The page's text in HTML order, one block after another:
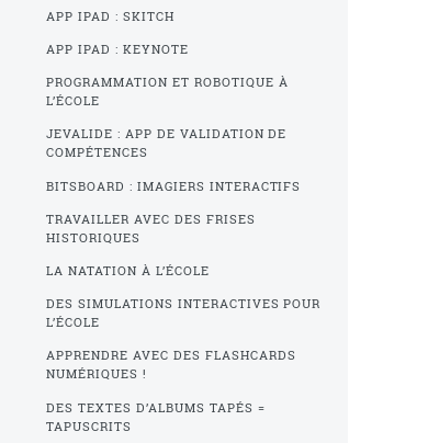
APP IPAD : SKITCH
APP IPAD : KEYNOTE
PROGRAMMATION ET ROBOTIQUE À
L’ÉCOLE
JEVALIDE : APP DE VALIDATION DE
COMPÉTENCES
BITSBOARD : IMAGIERS INTERACTIFS
TRAVAILLER AVEC DES FRISES
HISTORIQUES
LA NATATION À L’ÉCOLE
DES SIMULATIONS INTERACTIVES POUR
L’ÉCOLE
APPRENDRE AVEC DES FLASHCARDS
NUMÉRIQUES !
DES TEXTES D’ALBUMS TAPÉS =
TAPUSCRITS